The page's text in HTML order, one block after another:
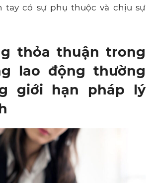
tay có sự phụ thuộc và chịu sự
thỏa thuận trong
lao động thường
giới hạn pháp lý